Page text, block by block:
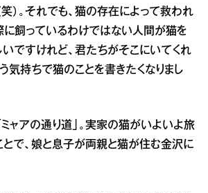
）。それでも、猫の存在によって救われ
に飼っているわけではない人間が猫を
いですけれど、君たちがそこにいてくれ
気持ちで猫のことを書きたくなりまし
ャアの通り道」。実家の猫がいよいよ旅
とで、娘と息子が両親と猫が住む金沢に